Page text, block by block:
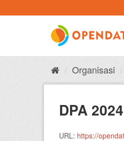
to
Organisasi
DPA
URL: https://